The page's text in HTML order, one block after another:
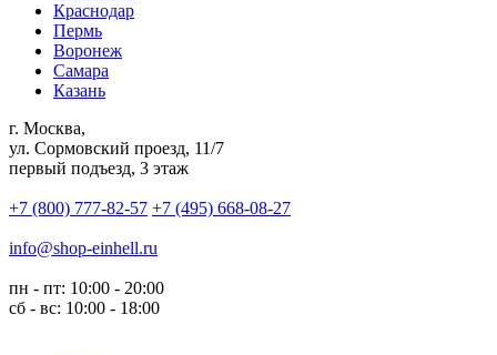
Краснодар
Пермь
Воронеж
Самара
Казань
г. Москва,
ул. Сормовский проезд, 11/7
первый подъезд, 3 этаж
+7 (800) 777-82-57 +7 (495) 668-08-27
info@shop-einhell.ru
пн - пт: 10:00 - 20:00
сб - вс: 10:00 - 18:00